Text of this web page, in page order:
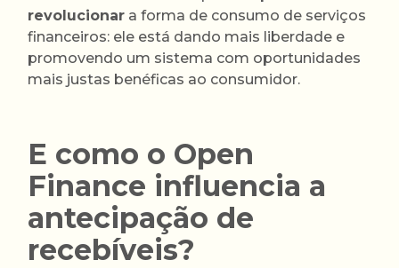
revolucionar a forma de consumo de serviços
financeiros: ele está dando mais liberdade e
promovendo um sistema com oportunidades
mais justas benéficas ao consumidor.
E como o Open
Finance influencia a
antecipação de
recebíveis?